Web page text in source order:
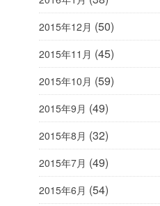
2015年12月 (50)
2015年11月 (45)
2015年10月 (59)
2015年9月 (49)
2015年8月 (32)
2015年7月 (49)
2015年6月 (54)